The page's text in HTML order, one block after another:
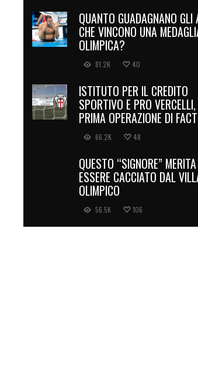
QUANTO GUADAGNANO GLI
CHE VINCONO UNA
OLIMPICA?
81.2K 40
ISTITUTO PER IL CREDITO
SPORTIVO E PRO VERCELLI,
PRIMA OPERAZIONE DI
66.2K 48
QUESTO “SIGNORE”
ESSERE CACCIATO DAL
OLIMPICO
56.5K 106